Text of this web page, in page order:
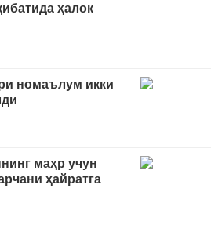
ҳалок
номаълум икки
маҳр учун
ҳайратга